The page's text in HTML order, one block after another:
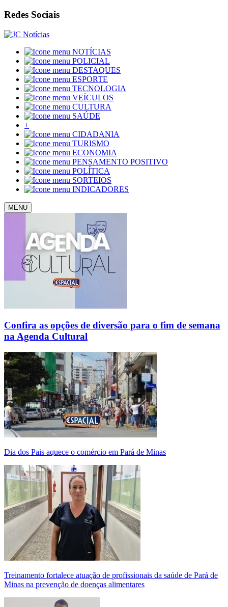
Redes Sociais
NOTÍCIAS
POLICIAL
DESTAQUES
ESPORTE
TECNOLOGIA
VEÍCULOS
CULTURA
SAÚDE
+
CIDADANIA
TURISMO
ECONOMIA
PENSAMENTO POSITIVO
POLÍTICA
SORTEIOS
INDICADORES
MENU
Confira as opções de diversão para o fim de semana
na Agenda Cultural
Dia dos Pais aquece o comércio em Pará de Minas
Treinamento fortalece atuação de profissionais da saúde de Pará de
Minas na prevenção de doenças alimentares